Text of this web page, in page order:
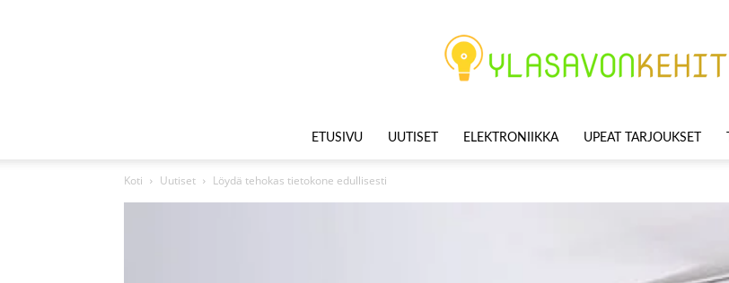
Ylasavonkehitys
ETUSIVU UUTISET ELEKTRONIIKKA UPEAT TARJOUKSET
Koti Uutiset Löydä tehokas tietokone edullisesti